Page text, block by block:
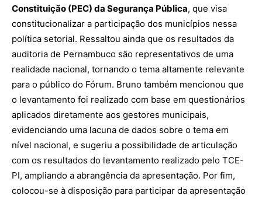
Constituição (PEC) da Segurança Pública, que visa
constitucionalizar a participação dos municípios nessa
política setorial. Ressaltou ainda que os resultados da
auditoria de Pernambuco são representativos de uma
realidade nacional, tornando o tema altamente relevante
para o público do Fórum. Bruno também mencionou que
o levantamento foi realizado com base em questionários
aplicados diretamente aos gestores municipais,
evidenciando uma lacuna de dados sobre o tema em
nível nacional, e sugeriu a possibilidade de articulação
com os resultados do levantamento realizado pelo TCE-
PI, ampliando a abrangência da apresentação. Por fim,
colocou-se à disposição para participar da apresentação